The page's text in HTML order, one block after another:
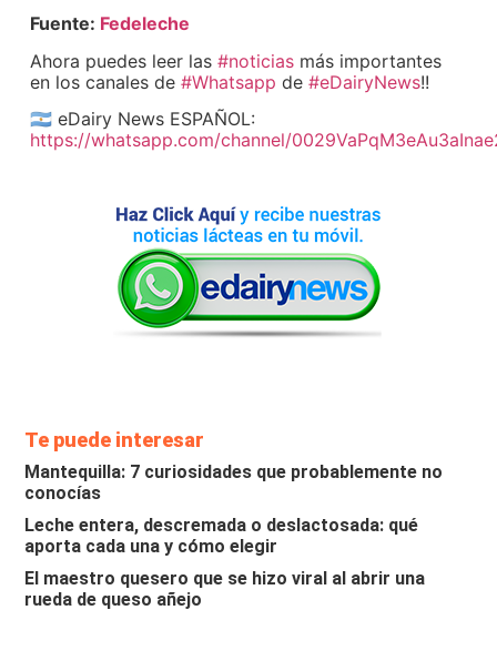
Fuente: Fedeleche
Ahora puedes leer las #noticias más importantes
en los canales de #Whatsapp de #eDairyNews!!
🇦🇷 eDairy News ESPAÑOL:
https://whatsapp.com/channel/
Te puede interesar
Mantequilla: 7 curiosidades que probablemente no
conocías
Leche entera, descremada o deslactosada: qué
aporta cada una y cómo elegir
El maestro quesero que se hizo viral al abrir una
rueda de queso añejo